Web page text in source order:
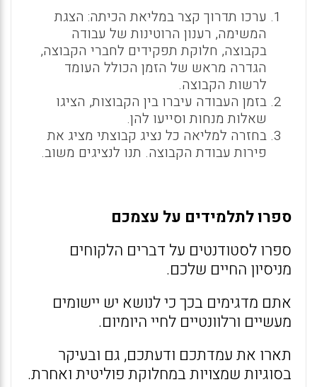
ערכו תדרוך קצר במליאת הכיתה: הצגת
המשימה, רענון הרוטינות של עבודה
בקבוצה, חלוקת תפקידים לחברי הקבוצה,
הגדרה מראש של הזמן הכולל העומד
לרשות הקבוצה.
בזמן העבודה עיברו בין הקבוצות, הציגו
שאלות מנחות וסייעו להן.
בחזרה למליאה כל נציג קבוצתי מציג את
פירות עבודת הקבוצה. תנו לנציגים משוב.
ספרו לתלמידים על עצמכם
ספרו לסטודנטים על דברים הלקוחים
מניסיון החיים שלכם.
אתם מדגימים בכך כי לנושא יש יישומים
מעשיים ורלוונטיים לחיי היומיום.
תארו את עמדתכם ודעתכם, גם ובעיקר
בסוגיות שמצויות במחלוקת פוליטית ואחרת.